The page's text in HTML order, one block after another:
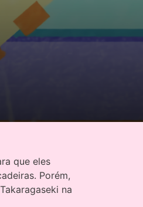
que eles
Porém,
na